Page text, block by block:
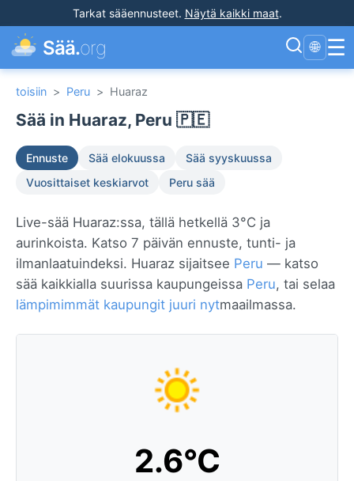
Tarkat sääennusteet. Näytä kaikki maat.
Sää.org 🌐 ☰
toisiin > Peru > Huaraz
Sää in Huaraz, Peru 🇵🇪
Ennuste Sää elokuussa
Sää syyskuussa
Vuosittaiset keskiarvot
Peru sää
Live-sää Huaraz:ssa, tällä hetkellä 3°C ja
aurinkoista. Katso 7 päivän ennuste, tunti- ja
ilmanlaatuindeksi. Huaraz sijaitsee Peru — katso
sää kaikkialla suurissa kaupungeissa Peru, tai selaa
lämpimimmät kaupungit juuri nytmaailmassa.
2.6°C